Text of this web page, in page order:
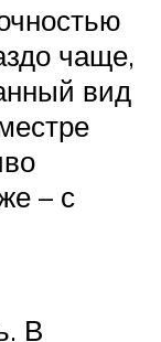
чаще,
вид
– с
В